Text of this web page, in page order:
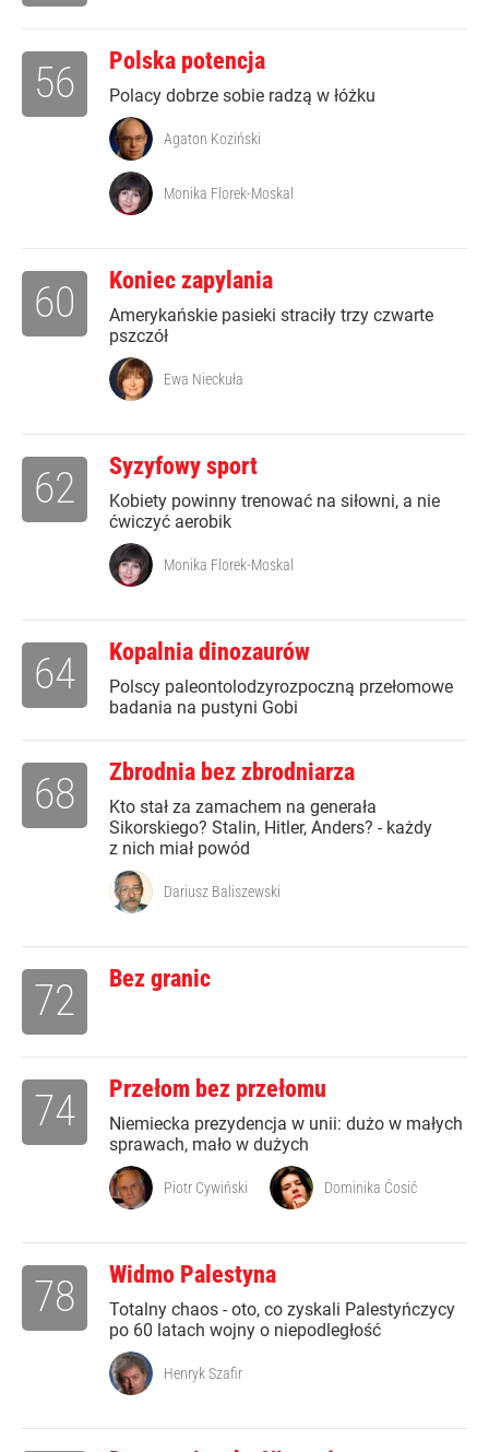
Polska potencja
Polacy dobrze sobie radzą w łóżku
56
Agaton Koziński
Monika Florek-Moskal
Koniec zapylania
Amerykańskie pasieki straciły trzy czwarte
pszczół
60
Ewa Nieckuła
Syzyfowy sport
Kobiety powinny trenować na siłowni, a nie
ćwiczyć aerobik
62
Monika Florek-Moskal
Kopalnia dinozaurów
Polscy paleontolodzyrozpoczną przełomowe
badania na pustyni Gobi
64
Zbrodnia bez zbrodniarza
Kto stał za zamachem na generała
Sikorskiego? Stalin, Hitler, Anders? - każdy
z nich miał powód
68
Dariusz Baliszewski
Bez granic
72
Przełom bez przełomu
Niemiecka prezydencja w unii: dużo w małych
sprawach, mało w dużych
74
Piotr Cywiński Dominika Ćosić
Widmo Palestyna
Totalny chaos - oto, co zyskali Palestyńczycy
po 60 latach wojny o niepodległość
78
Henryk Szafir